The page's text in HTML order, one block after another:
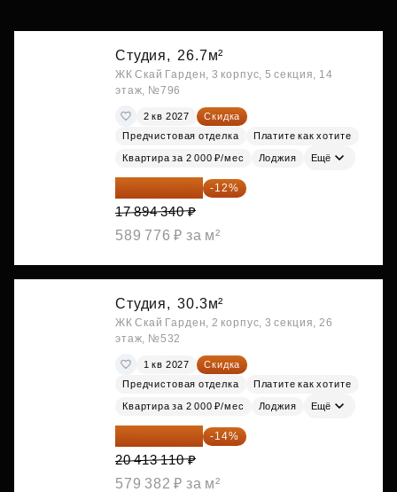
Студия, 26.7м²
ЖК Скай Гарден, 3 корпус, 5 секция, 14
этаж, №796
2 кв 2027
Скидка
Предчистовая отделка
Платите как хотите
Квартира за 2 000 ₽/мес Лоджия Ещё
15 747 019 ₽ -12%
17 894 340 ₽
589 776 ₽ за м²
Студия, 30.3м²
ЖК Скай Гарден, 2 корпус, 3 секция, 26
этаж, №532
1 кв 2027
Скидка
Предчистовая отделка
Платите как хотите
Квартира за 2 000 ₽/мес Лоджия Ещё
17 555 275 ₽ -14%
20 413 110 ₽
579 382 ₽ за м²